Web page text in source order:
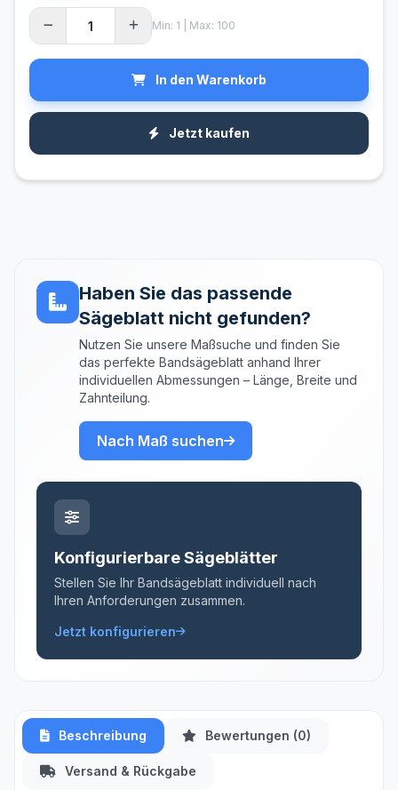
Min: 1 | Max: 100
In den Warenkorb
Jetzt kaufen
Haben Sie das passende
Sägeblatt nicht gefunden?
Nutzen Sie unsere Maßsuche und finden Sie
das perfekte Bandsägeblatt anhand Ihrer
individuellen Abmessungen – Länge, Breite und
Zahnteilung.
Nach Maß suchen
Konfigurierbare Sägeblätter
Stellen Sie Ihr Bandsägeblatt individuell nach
Ihren Anforderungen zusammen.
Jetzt konfigurieren
Beschreibung Bewertungen (0)
Versand & Rückgabe